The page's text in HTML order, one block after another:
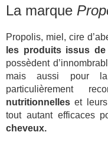
La marque
Propolis, miel, cire
les produits issus
possèdent
mais aussi pour
particulièrement
nutritionnelles et leurs
tout autant efficaces
cheveux.